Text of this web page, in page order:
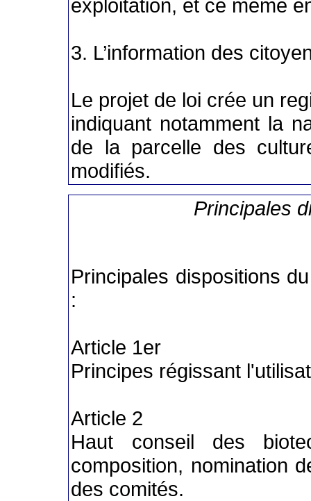
exploitation, et ce même
3. L’information des
Le projet de loi crée un
indiquant notamment la
de la parcelle des
modifiés.
Principales
Principales dispositions
:
Article 1er
Principes régissant
Article 2
Haut conseil des
composition, nomination
des comités.